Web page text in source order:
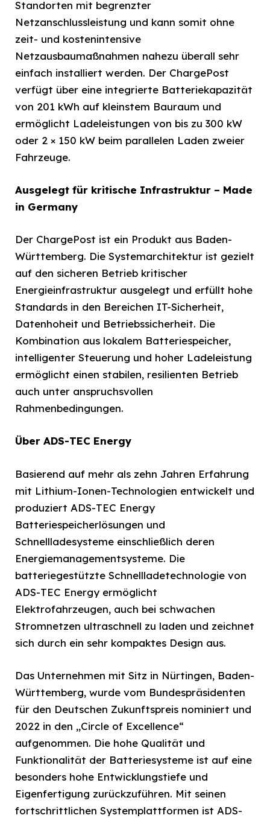
Standorten mit begrenzter
Netzanschlussleistung und kann somit ohne
zeit- und kostenintensive
Netzausbaumaßnahmen nahezu überall sehr
einfach installiert werden. Der ChargePost
verfügt über eine integrierte Batteriekapazität
von 201 kWh auf kleinstem Bauraum und
ermöglicht Ladeleistungen von bis zu 300 kW
oder 2 × 150 kW beim parallelen Laden zweier
Fahrzeuge.
Ausgelegt für kritische Infrastruktur – Made
in Germany
Der ChargePost ist ein Produkt aus Baden-
Württemberg. Die Systemarchitektur ist gezielt
auf den sicheren Betrieb kritischer
Energieinfrastruktur ausgelegt und erfüllt hohe
Standards in den Bereichen IT-Sicherheit,
Datenhoheit und Betriebssicherheit. Die
Kombination aus lokalem Batteriespeicher,
intelligenter Steuerung und hoher Ladeleistung
ermöglicht einen stabilen, resilienten Betrieb
auch unter anspruchsvollen
Rahmenbedingungen.
Über ADS-TEC Energy
Basierend auf mehr als zehn Jahren Erfahrung
mit Lithium-Ionen-Technologien entwickelt und
produziert ADS-TEC Energy
Batteriespeicherlösungen und
Schnellladesysteme einschließlich deren
Energiemanagementsysteme. Die
batteriegestützte Schnellladetechnologie von
ADS-TEC Energy ermöglicht
Elektrofahrzeugen, auch bei schwachen
Stromnetzen ultraschnell zu laden und zeichnet
sich durch ein sehr kompaktes Design aus.
Das Unternehmen mit Sitz in Nürtingen, Baden-
Württemberg, wurde vom Bundespräsidenten
für den Deutschen Zukunftspreis nominiert und
2022 in den „Circle of Excellence“
aufgenommen. Die hohe Qualität und
Funktionalität der Batteriesysteme ist auf eine
besonders hohe Entwicklungstiefe und
Eigenfertigung zurückzuführen. Mit seinen
fortschrittlichen Systemplattformen ist ADS-